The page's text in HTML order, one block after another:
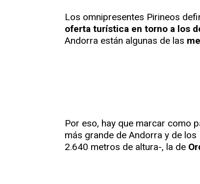
Los omnipresentes Pirineos
oferta turística en torno a los
Andorra están algunas de las
Por eso, hay que marcar como
más grande de Andorra y de
2.640 metros de altura-, la de